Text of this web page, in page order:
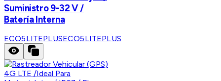
Suministro 9-32 V /
Batería Interna
ECO5LITEPLUSECO5LITEPLUS